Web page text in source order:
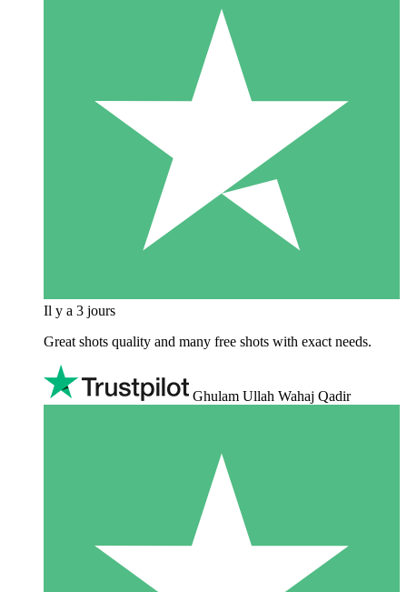
Il y a 3 jours
Great shots quality and many free shots with exact needs.
Ghulam Ullah Wahaj Qadir